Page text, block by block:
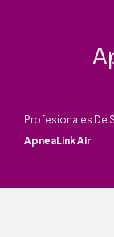
Profesionales De
ApneaLink Air